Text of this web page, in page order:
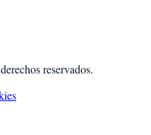
reservados.